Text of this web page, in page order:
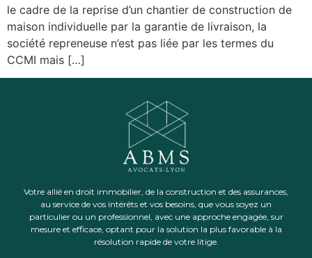
le cadre de la reprise d’un chantier de construction de
maison individuelle par la garantie de livraison, la
société repreneuse n’est pas liée par les termes du
CCMI mais […]
Votre allié en droit immobilier, de la construction et des assurances,
au service de vos intérêts et vos besoins, que vous soyez un
particulier ou un professionnel, avec une approche engagée, sur
mesure et efficace, optant pour la solution la plus favorable à la
résolution rapide de votre litige.